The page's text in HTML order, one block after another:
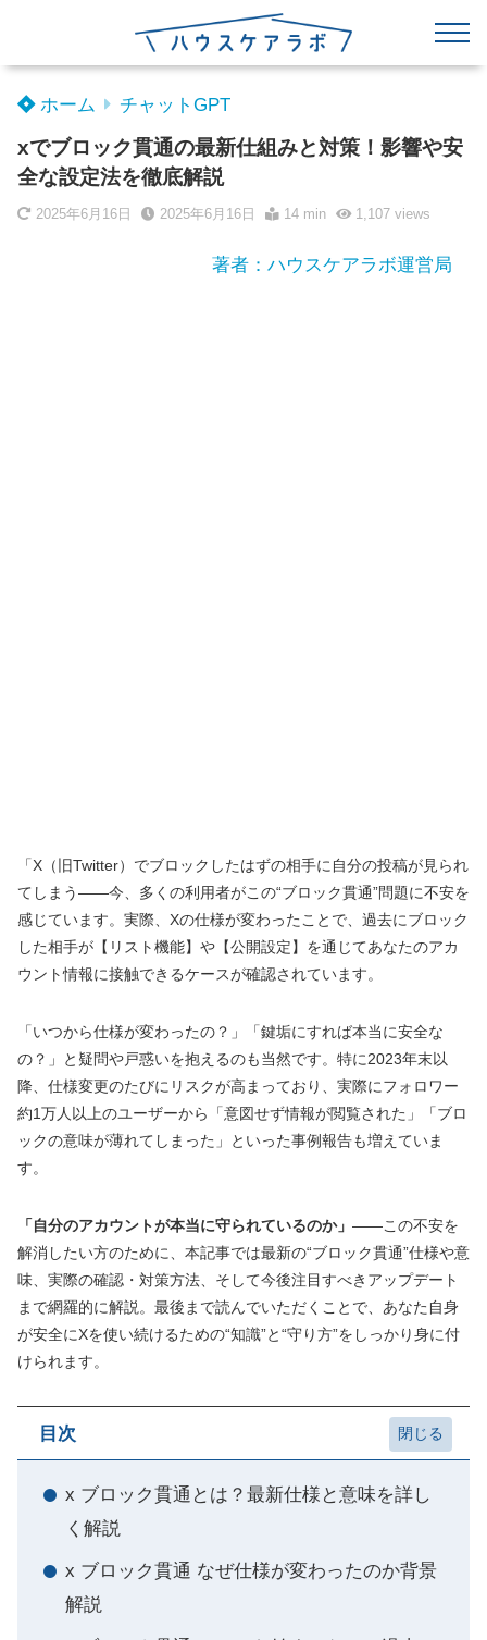
ホーム チャットGPT
xでブロック貫通の最新仕組みと対策！影響や安
全な設定法を徹底解説
2025年6月16日 2025年6月16日 14 min 1,107 views
著者：ハウスケアラボ運営局
「X（旧Twitter）でブロックしたはずの相手に自分の投稿が見られ
てしまう――今、多くの利用者がこの“ブロック貫通”問題に不安を
感じています。実際、Xの仕様が変わったことで、過去にブロック
した相手が【リスト機能】や【公開設定】を通じてあなたのアカ
ウント情報に接触できるケースが確認されています。
「いつから仕様が変わったの？」「鍵垢にすれば本当に安全な
の？」と疑問や戸惑いを抱えるのも当然です。特に2023年末以
降、仕様変更のたびにリスクが高まっており、実際にフォロワー
約1万人以上のユーザーから「意図せず情報が閲覧された」「ブロ
ックの意味が薄れてしまった」といった事例報告も増えていま
す。
「自分のアカウントが本当に守られているのか」 ――この不安を
解消したい方のために、本記事では最新の“ブロック貫通”仕様や意
味、実際の確認・対策方法、そして今後注目すべきアップデート
まで網羅的に解説。最後まで読んでいただくことで、あなた自身
が安全にXを使い続けるための“知識”と“守り方”をしっかり身に付
けられます。
目次
x ブロック貫通とは？最新仕様と意味を詳し
く解説
x ブロック貫通 なぜ仕様が変わったのか背景
解説